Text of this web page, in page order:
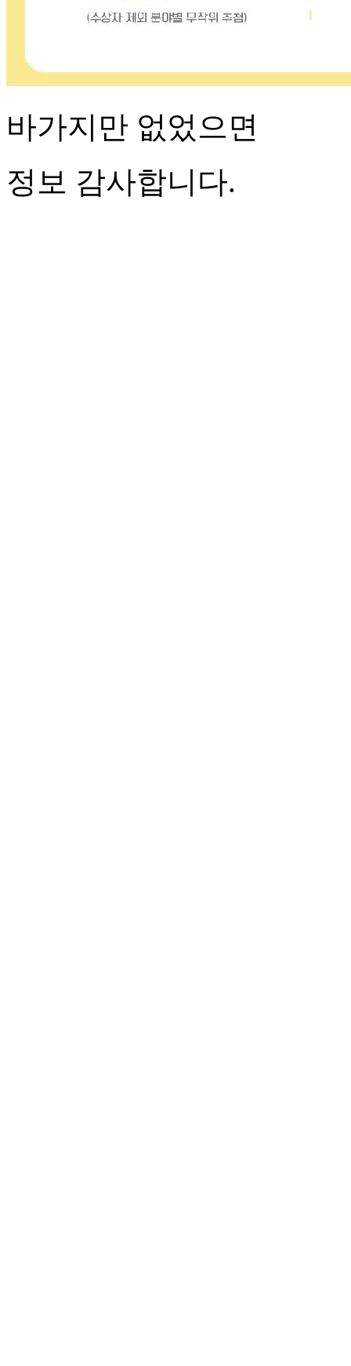
바가지만 없었으면
정보 감사합니다.